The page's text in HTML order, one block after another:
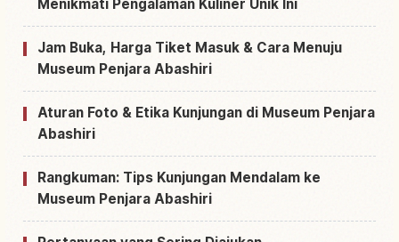
Menikmati Pengalaman Kuliner Unik Ini
Jam Buka, Harga Tiket Masuk & Cara Menuju
Museum Penjara Abashiri
Aturan Foto & Etika Kunjungan di Museum Penjara
Abashiri
Rangkuman: Tips Kunjungan Mendalam ke
Museum Penjara Abashiri